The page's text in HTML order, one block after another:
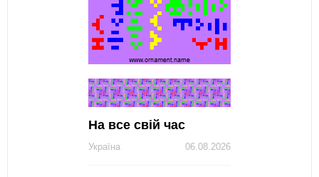
На все свій час
06.08.2026
Україна